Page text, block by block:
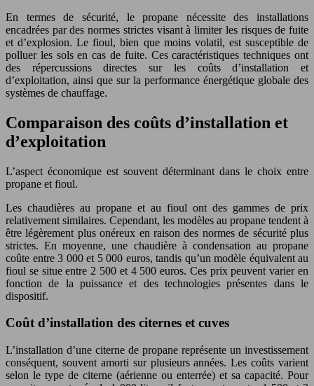
En termes de sécurité, le propane nécessite des installations
encadrées par des normes strictes visant à limiter les risques de fuite
et d’explosion. Le fioul, bien que moins volatil, est susceptible de
polluer les sols en cas de fuite. Ces caractéristiques techniques ont
des répercussions directes sur les coûts d’installation et
d’exploitation, ainsi que sur la performance énergétique globale des
systèmes de chauffage.
Comparaison des coûts d’installation et
d’exploitation
L’aspect économique est souvent déterminant dans le choix entre
propane et fioul.
Les chaudières au propane et au fioul ont des gammes de prix
relativement similaires. Cependant, les modèles au propane tendent à
être légèrement plus onéreux en raison des normes de sécurité plus
strictes. En moyenne, une chaudière à condensation au propane
coûte entre 3 000 et 5 000 euros, tandis qu’un modèle équivalent au
fioul se situe entre 2 500 et 4 500 euros. Ces prix peuvent varier en
fonction de la puissance et des technologies présentes dans le
dispositif.
Coût d’installation des citernes et cuves
L’installation d’une citerne de propane représente un investissement
conséquent, souvent amorti sur plusieurs années. Les coûts varient
selon le type de citerne (aérienne ou enterrée) et sa capacité. Pour